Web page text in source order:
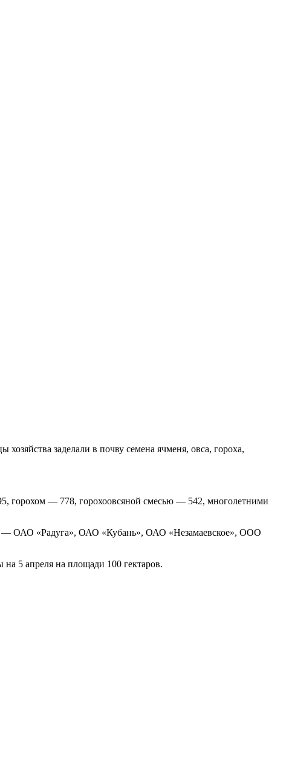
заделали в почву семена ячменя, овса, гороха,
горохом ― 778, горохоовсяной смесью ― 542, многолетними
― ОАО «Радуга», ОАО «Кубань», ОАО «Незамаевское», ООО
5 апреля на площади 100 гектаров.